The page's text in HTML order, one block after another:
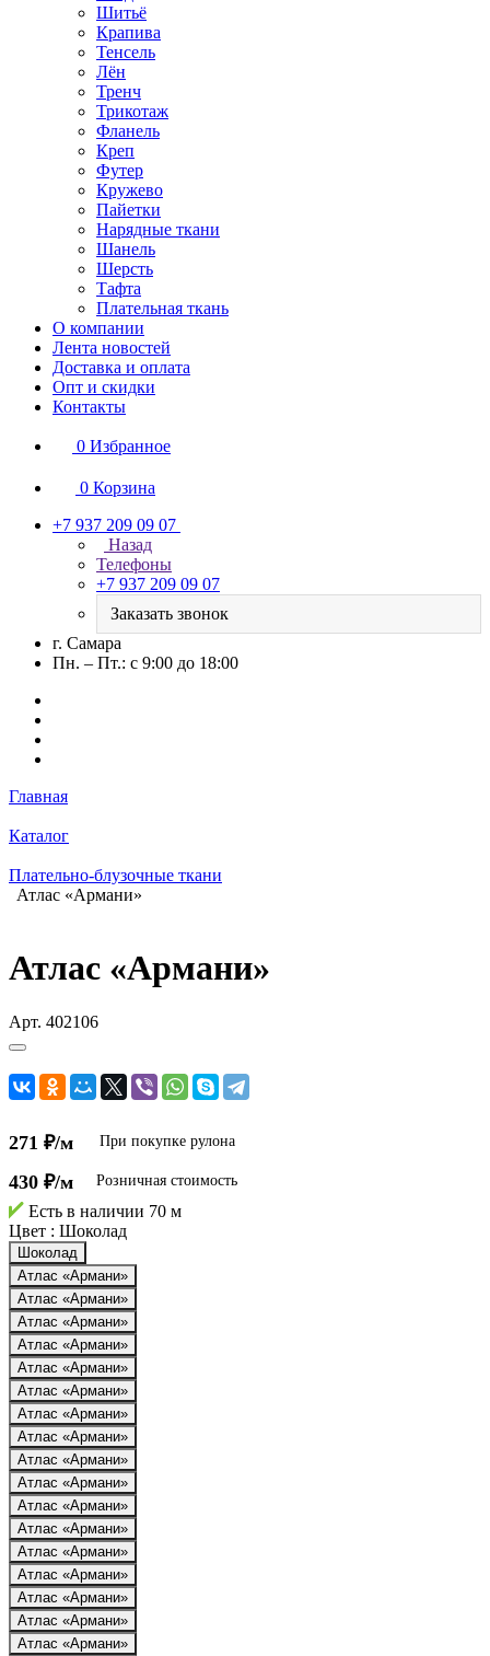
Шитьё
Крапива
Тенсель
Лён
Тренч
Трикотаж
Фланель
Креп
Футер
Кружево
Пайетки
Нарядные ткани
Шанель
Шерсть
Тафта
Плательная ткань
О компании
Лента новостей
Доставка и оплата
Опт и скидки
Контакты
0 Избранное
0 Корзина
+7 937 209 09 07
Назад
Телефоны
+7 937 209 09 07
Заказать звонок
г. Самара
Пн. – Пт.: с 9:00 до 18:00
Главная
Каталог
Плательно-блузочные ткани
Атлас «Армани»
Атлас «Армани»
Арт. 402106
271 ₽/м При покупке рулона
430 ₽/м Розничная стоимость
Есть в наличии 70 м
Цвет : Шоколад
Шоколад
Атлас «Армани»
Атлас «Армани»
Атлас «Армани»
Атлас «Армани»
Атлас «Армани»
Атлас «Армани»
Атлас «Армани»
Атлас «Армани»
Атлас «Армани»
Атлас «Армани»
Атлас «Армани»
Атлас «Армани»
Атлас «Армани»
Атлас «Армани»
Атлас «Армани»
Атлас «Армани»
Атлас «Армани»